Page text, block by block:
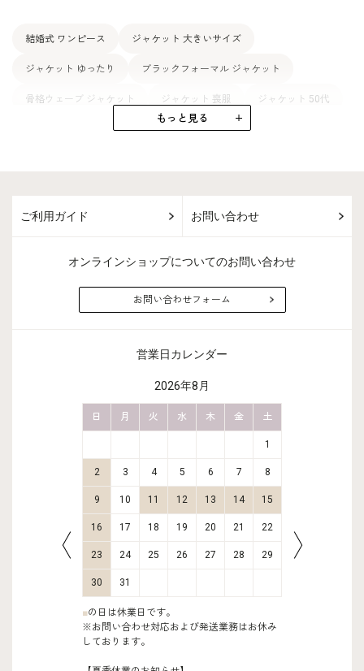
結婚式 ワンピース ジャケット 大きいサイズ
ジャケット ゆったり ブラックフォーマル ジャケット
骨格ウェーブ ジャケット ジャケット 喪服 ジャケット 50代
カラーフォーマル ジャケット 骨格ストレート ジャケット
バッグ 結婚式 ネックレス 結婚式 プチソワール 結婚式
もっと見る
ご利用ガイド お問い合わせ
オンラインショップについてのお問い合わせ
お問い合わせフォーム
営業日カレンダー
2026年8月
日 月 火 水 木 金 土
1
2 3 4 5 6 7 8
9 10 11 12 13 14 15
16 17 18 19 20 21 22
23 24 25 26 27 28 29
30 31
■の日は休業日です。
※お問い合わせ対応および発送業務はお休み
しております。